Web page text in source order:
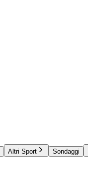
Altri Sport Sondaggi